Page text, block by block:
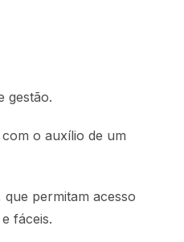
gestão.
o auxílio de um
permitam acesso
fáceis.